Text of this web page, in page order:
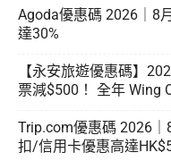
Agoda優惠碼 2026｜8
達30%
【永安旅遊優惠碼】
票減$500！ 全年 Wing
Trip.com優惠碼 2026
扣/信用卡優惠高達